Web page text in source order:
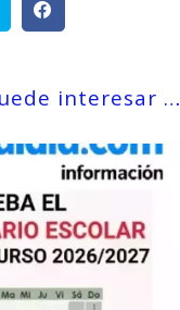
interesar …